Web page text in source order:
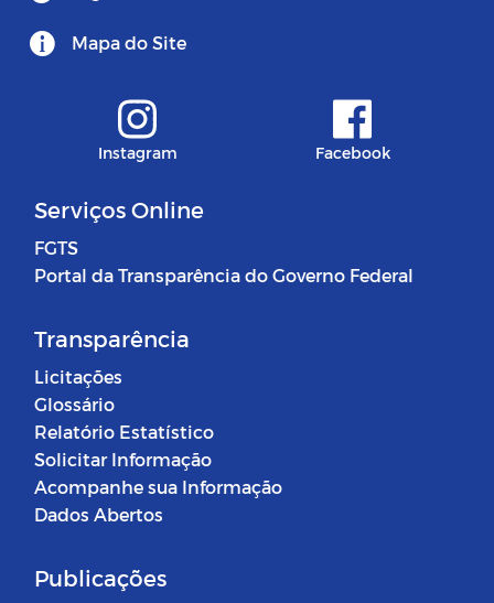
Mapa do Site
Instagram Facebook
Serviços Online
FGTS
Portal da Transparência do Governo Federal
Transparência
Licitações
Glossário
Relatório Estatístico
Solicitar Informação
Acompanhe sua Informação
Dados Abertos
Publicações